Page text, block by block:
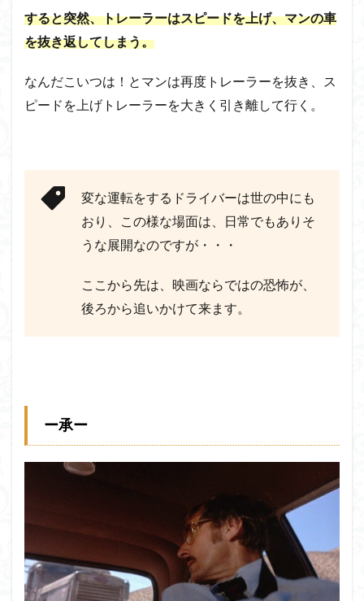
すると突然、トレーラーはスピードを上げ、マンの車
を抜き返してしまう。
なんだこいつは！とマンは再度トレーラーを抜き、ス
ピードを上げトレーラーを大きく引き離して行く。
変な運転をするドライバーは世の中にも
おり、この様な場面は、日常でもありそ
うな展開なのですが・・・
ここから先は、映画ならではの恐怖が、
後ろから追いかけて来ます。
ー承ー